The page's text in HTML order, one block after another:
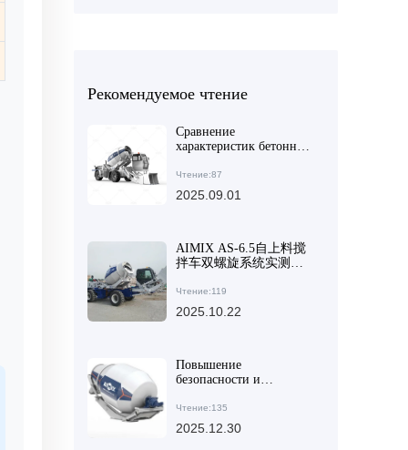
Рекомендуемое чтение
Сравнение
характеристик бетонных
и средних строительных
проектов: как выбрать
Чтение:87
2025.09.01
AIMIX AS-6.5自上料搅
拌车双螺旋系统实测表
Чтение:119
2025.10.22
Повышение
безопасности и
средних строительных
проектов: точная
Чтение:135
2025.12.30